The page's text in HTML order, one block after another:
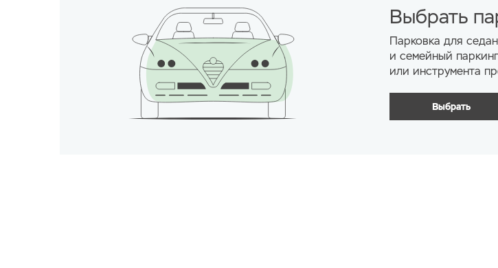
Выбрать
Парковка для
и семейный
или инструмента
Выбрать